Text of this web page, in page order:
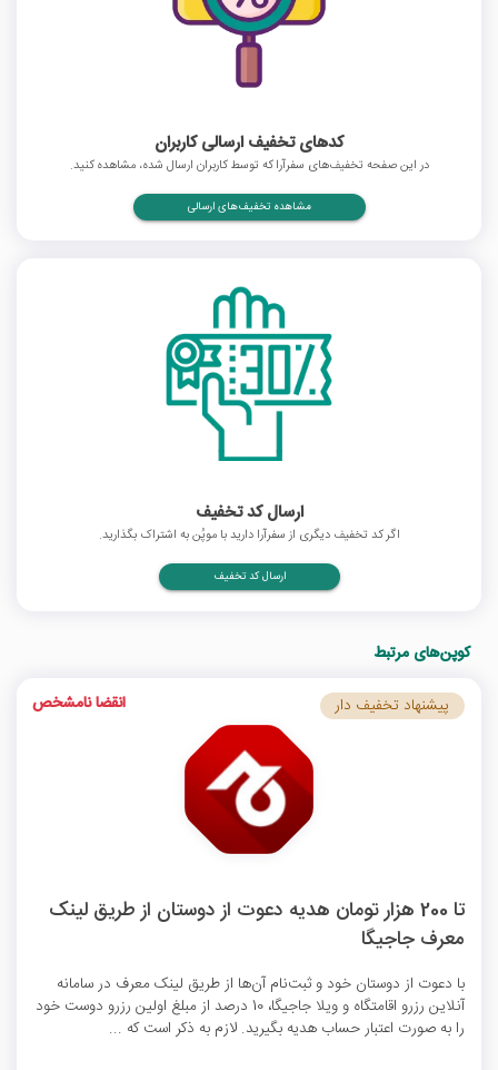
کدهای تخفیف ارسالی کاربران
در این صفحه تخفیف‌های سفرآرا که توسط کاربران ارسال شده، مشاهده کنید.
مشاهده تخفیف‌های ارسالی
ارسال کد تخفیف
اگر کد تخفیف دیگری از سفرآرا دارید با موپُن به اشتراک بگذارید.
ارسال کد تخفیف
کوپن‌های مرتبط
تا 200 هزار تومان هدیه دعوت از دوستان از طریق لینک
معرف جاجیگا
با دعوت از دوستان خود و ثبت‌نام آن‌ها از طریق لینک معرف در سامانه
آنلاین رزرو اقامتگاه و ویلا جاجیگا، 10 درصد از مبلغ اولین رزرو دوست خود
را به صورت اعتبار حساب هدیه بگیرید. لازم به ذکر است که ...
پیشنهاد تخفیف دار انقضا نامشخص